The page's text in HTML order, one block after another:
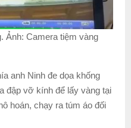
Ảnh: Camera tiệm vàng
anh Ninh đe dọa khống
đập vỡ kính để lấy vàng tại
hoán, chạy ra túm áo đối